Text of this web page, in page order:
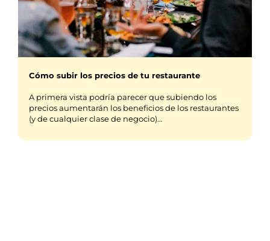
Cómo subir los precios de tu restaurante
A primera vista podría parecer que subiendo los
precios aumentarán los beneficios de los restaurantes
(y de cualquier clase de negocio)…